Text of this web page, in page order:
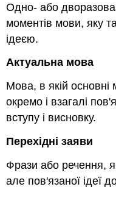
Одно- або дворазова
моментів мови, яку
ідеєю.
Актуальна мова
Мова, в якій
окремо і взагалі
вступу і висновку.
Перехідні заяви
Фрази або речення,
але пов'язаної ідеї